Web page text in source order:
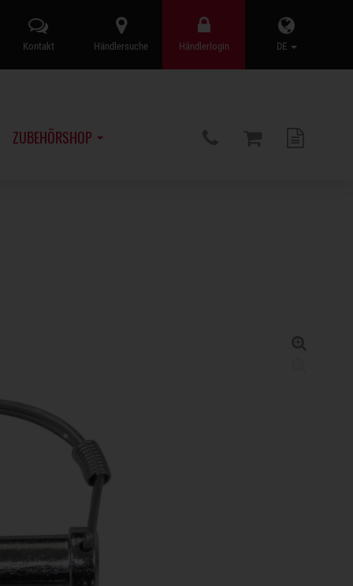
DE
Händlerlogin
Händlersuche
Kontakt
ZUBEHÖRSHOP